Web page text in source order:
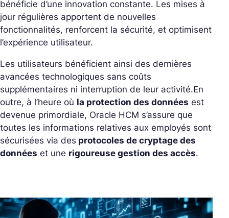
bénéficie d’une innovation constante. Les mises à
jour régulières apportent de nouvelles
fonctionnalités, renforcent la sécurité, et optimisent
l’expérience utilisateur.
Les utilisateurs bénéficient ainsi des dernières
avancées technologiques sans coûts
supplémentaires ni interruption de leur activité.En
outre, à l’heure où la protection des données est
devenue primordiale, Oracle HCM s’assure que
toutes les informations relatives aux employés sont
sécurisées via des protocoles de cryptage des
données et une rigoureuse gestion des accès.